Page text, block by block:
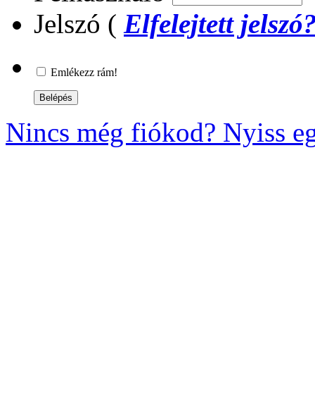
Jelszó ( Elfelejtett
Emlékezz rám!
Nincs még fiókod? Nyiss